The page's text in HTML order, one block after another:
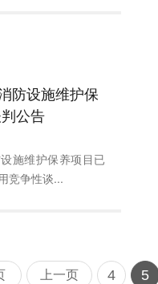
防设施维护保
公告
施维护保养项目已
竞争性谈...
上一页 4 5